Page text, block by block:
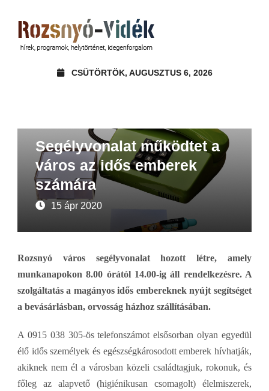
CSÜTÖRTÖK, AUGUSZTUS 6, 2026
Segélyvonalat működtet a
város az idős emberek
számára
15 ápr 2020
Rozsnyó város segélyvonalat hozott létre, amely
munkanapokon 8.00 órától 14.00-ig áll rendelkezésre. A
szolgáltatás a magányos idős embereknek nyújt segítséget
a bevásárlásban, orvosság házhoz szállításában.
A 0915 038 305-ös telefonszámot elsősorban olyan egyedül
élő idős személyek és egészségkárosodott emberek hívhatják,
akiknek nem él a városban közeli családtagjuk, rokonuk, és
főleg az alapvető (higiénikusan csomagolt) élelmiszerek,